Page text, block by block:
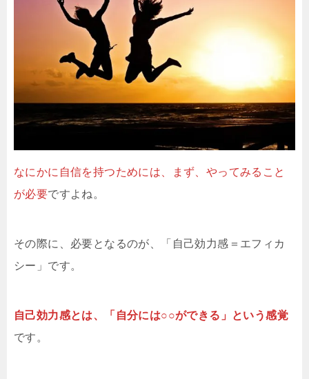
なにかに自信を持つためには、まず、やってみること
が必要ですよね。
その際に、必要となるのが、「自己効力感＝エフィカ
シー」です。
自己効力感とは、「自分には○○ができる」という感覚
です。